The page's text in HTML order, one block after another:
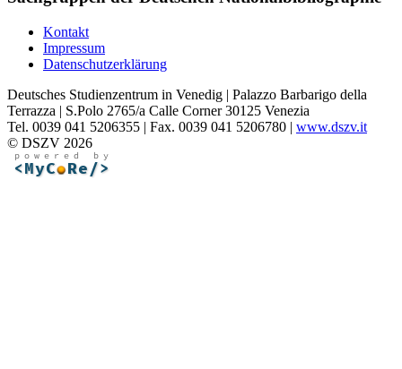
Kontakt
Impressum
Datenschutzerklärung
Deutsches Studienzentrum in Venedig | Palazzo Barbarigo della
Terrazza | S.Polo 2765/a Calle Corner 30125 Venezia
Tel. 0039 041 5206355 | Fax. 0039 041 5206780 | www.dszv.it
© DSZV 2026